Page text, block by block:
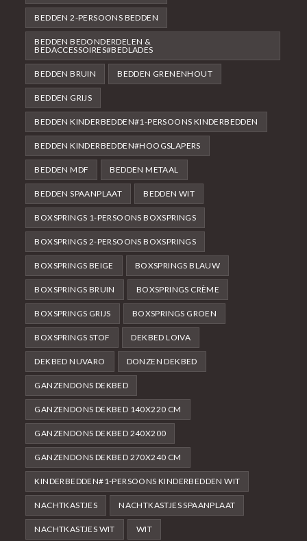
BEDDEN 2-PERSOONS BEDDEN
BEDDEN BEDONDERDELEN &
BEDACCESSOIRES#BEDLADES
BEDDEN BRUIN BEDDEN GRENENHOUT
BEDDEN GRIJS
BEDDEN KINDERBEDDEN#1-PERSOONS KINDERBEDDEN
BEDDEN KINDERBEDDEN#HOOGSLAPERS
BEDDEN MDF BEDDEN METAAL
BEDDEN SPAANPLAAT BEDDEN WIT
BOXSPRINGS 1-PERSOONS BOXSPRINGS
BOXSPRINGS 2-PERSOONS BOXSPRINGS
BOXSPRINGS BEIGE BOXSPRINGS BLAUW
BOXSPRINGS BRUIN BOXSPRINGS CRÈME
BOXSPRINGS GRIJS BOXSPRINGS GROEN
BOXSPRINGS STOF DEKBED LOIVA
DEKBED NUVARO DONZEN DEKBED
GANZENDONS DEKBED
GANZENDONS DEKBED 140X220 CM
GANZENDONS DEKBED 240X200
GANZENDONS DEKBED 270X240 CM
KINDERBEDDEN#1-PERSOONS KINDERBEDDEN WIT
NACHTKASTJES NACHTKASTJES SPAANPLAAT
NACHTKASTJES WIT WIT